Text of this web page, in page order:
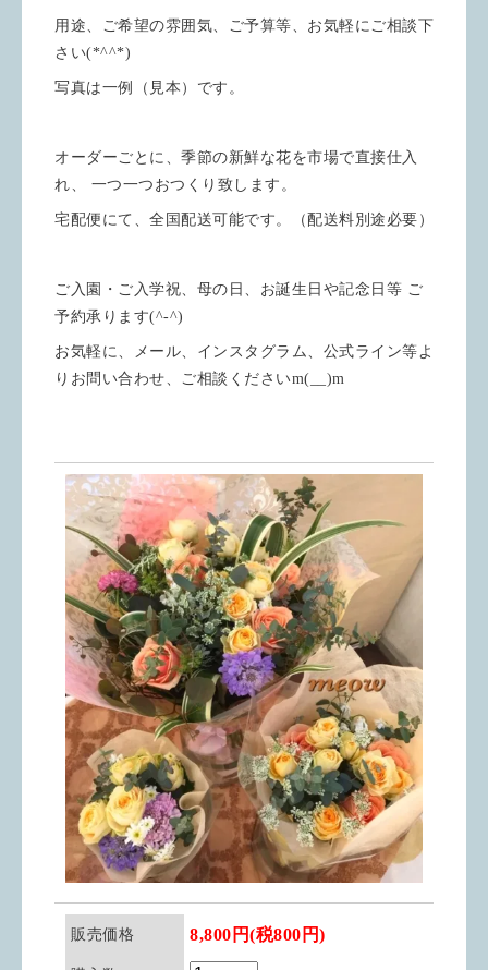
用途、ご希望の雰囲気、ご予算等、お気軽にご相談下
さい(*^^*)
写真は一例（見本）です。
オーダーごとに、季節の新鮮な花を市場で直接仕入
れ、 一つ一つおつくり致します。
宅配便にて、全国配送可能です。（配送料別途必要）
ご入園・ご入学祝、母の日、お誕生日や記念日等 ご
予約承ります(^-^)
お気軽に、メール、インスタグラム、公式ライン等よ
りお問い合わせ、ご相談くださいm(__)m
販売価格 8,800円(税800円)